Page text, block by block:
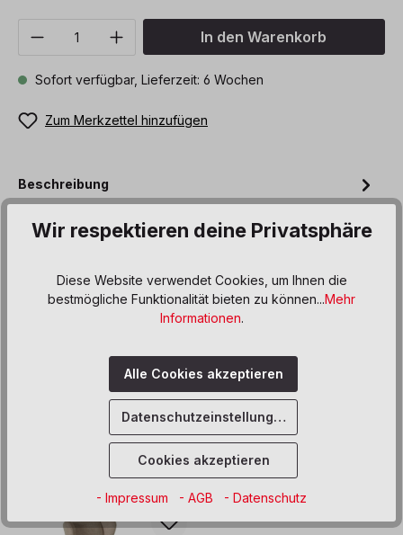
Produkt Anzahl: Gib denIn den Warenkorb
Sofort verfügbar, Lieferzeit: 6 Wochen
Zum Merkzettel hinzufügen
Beschreibung
bestens für jeden Schlaf- oder Gruppenraum. Er ist dabei
Produktdaten
Informationen und Hinweise
Produktgalerie überspringen
passendes Zubehör
Wir respektieren deine Privatsphäre
Diese Website verwendet Cookies, um Ihnen die
bestmögliche Funktionalität bieten zu können...Mehr
Informationen.
Alle Cookies akzeptieren
Datenschutzeinstellungen
Cookies akzeptieren
- Impressum - AGB - Datenschutz